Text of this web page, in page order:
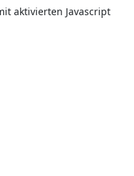
aktivierten Javascript